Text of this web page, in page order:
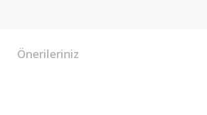
Önerileriniz